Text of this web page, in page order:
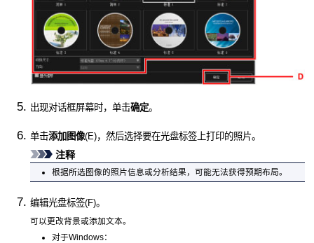
出现对话框屏幕时，单击确定。
单击添加图像(E)，然后选择要在光盘标签上打印的照片。
注释
根据所选图像的照片信息或分析结果，可能无法获得预期布局。
编辑光盘标签(F)。
可以更改背景或添加文本。
对于Windows：